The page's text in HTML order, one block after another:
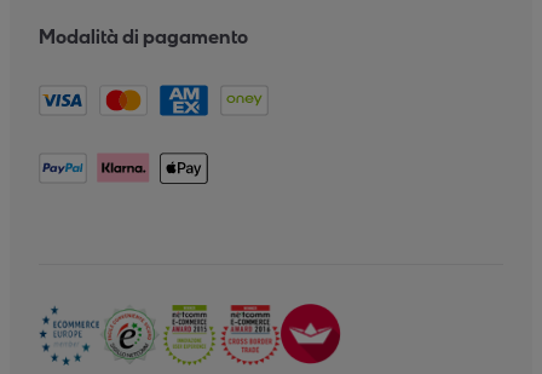
Modalità di pagamento